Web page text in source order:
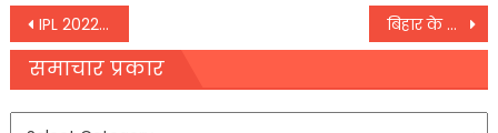
Post
navigation
IPL 2022: कोलकाता के खिलाफ चहल ने ली आइपीएल की 21वीं हैट्रिक, बिहार के नवादा में बड़ा हादसा; अवैध अभ्रक खदान धंसने से एक की मौत, दो लापता की तलाश जारी
समाचार प्रकार